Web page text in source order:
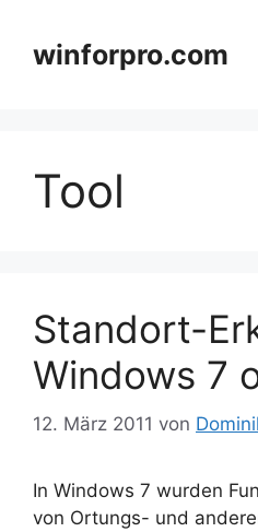
springenwinforpro.com
Tool
Standort-
Windows 7
12. März 2011 von
In Windows 7 wurden
von Ortungs- und